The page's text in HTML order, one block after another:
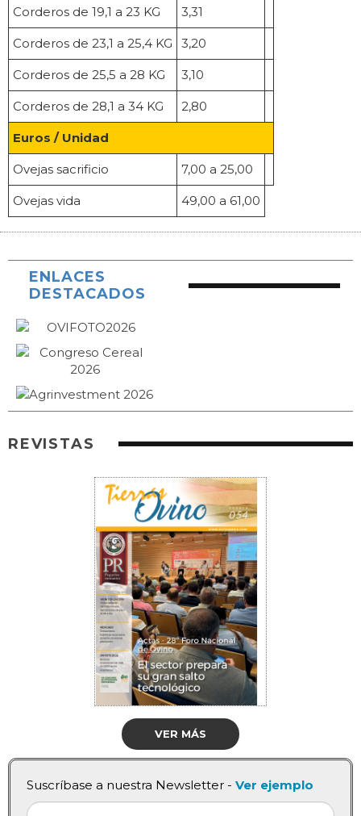
Corderos de 19,1 a 23 KG 3,31
Corderos de 23,1 a 25,4 KG 3,20
Corderos de 25,5 a 28 KG 3,10
Corderos de 28,1 a 34 KG 2,80
Euros / Unidad
Ovejas sacrificio 7,00 a 25,00
Ovejas vida 49,00 a 61,00
ENLACES
DESTACADOS
REVISTAS
VER MÁS
Suscríbase a nuestra Newsletter - Ver ejemplo